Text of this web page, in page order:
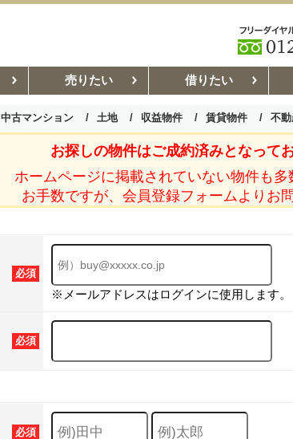
売りたい 借りたい
中古マンション 土地 収益物件 賃貸物件 不
お部屋探しコラム 賃貸管理コ
お探しの物件はご成約済みとなってお
ホームページに掲載されていない物件も多
お手数ですが、会員登録フォームよりお
必須
※メールアドレスはログインに使用します。
必須
必須